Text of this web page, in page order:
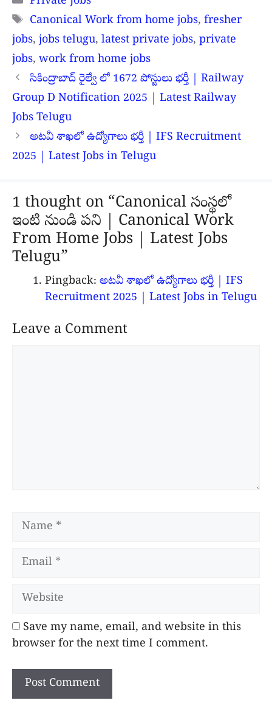
Tags
Canonical Work from home jobs, fresher
jobs,jobs telugu, latest private jobs, private
jobs, work from home jobs
సికింద్రాబాద్ రైల్వే లో 1672 పోస్టులు భర్తీ | Railway
Group D Notification 2025 | Latest Railway
Jobs Telugu
అటవీ శాఖలో ఉద్యోగాలు భర్తీ | IFS Recruitment
2025 | Latest Jobs in Telugu
1 thought on “Canonical సంస్థలో
ఇంటి నుండి పని | Canonical Work
From Home Jobs | Latest Jobs
Telugu”
Pingback: అటవీ శాఖలో ఉద్యోగాలు భర్తీ | IFS
Recruitment 2025 | Latest Jobs in Telugu
Leave a Comment
Name
Email
Website
Save my name, email, and website in this
browser for the next time I comment.